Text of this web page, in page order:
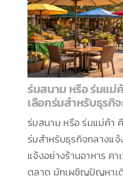
ร่มสนาม หรือ ร่มแม่
เลือกร่มสำหรับธุรกิ
ร่มสนาม หรือ ร่มแม่ค้า
ร่มสำหรับธุรกิจกลางแ
แจ้งอย่างร้านอาหาร คา
ตลาด มักเผชิญปัญหาเ